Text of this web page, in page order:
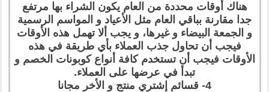
هناك أوقات محددة من العام يكون الشراء بها مرتفع
جدا مقارنة بباقي العام مثل الأعياد و المواسم الرسمية
و الجمعة البيضاء و غيرها، و يجب ألا تهمل هذه الأوقات
فيجب أن تحاول جذب العملاء بأي طريقة في هذه
الأوقات فيجب أن تستخدم كافة أنواع كوبونات الخصم و
تبدأ في عرضها على العملاء.
4- قسائم إشتري منتج و الأخر مجانا